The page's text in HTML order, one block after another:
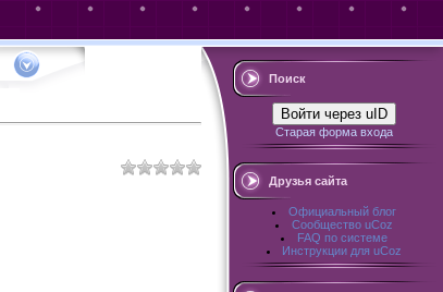
Поиск
Войти через uID
Старая форма входа
Друзья сайта
Официальный блог
Сообщество uCoz
FAQ по системе
Инструкции для uCoz